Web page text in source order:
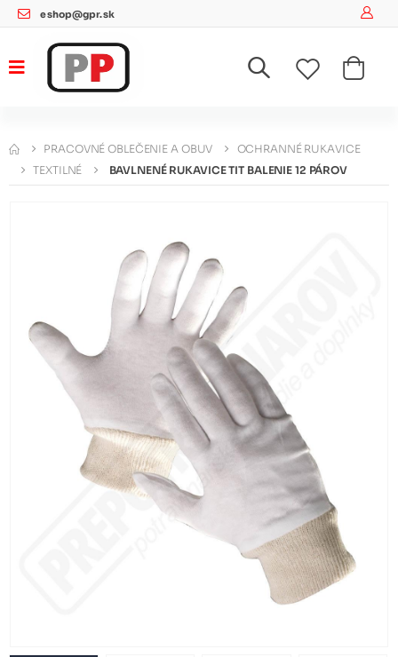
eshop@gpr.sk
PRACOVNÉ OBLEČENIE A OBUV
OCHRANNÉ RUKAVICE
TEXTILNÉ
BAVLNENÉ RUKAVICE TIT BALENIE 12 PÁROV